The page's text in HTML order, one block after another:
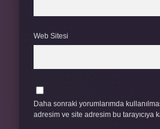
Web Sitesi
Daha sonraki yorumlarımda
adresim ve site adresim bu tarayıcıya